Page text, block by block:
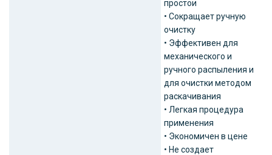
простои
• Сокращает ручную
очистку
• Эффективен для
механического и
ручного распыления и
для очистки методом
раскачивания
• Легкая процедура
применения
• Экономичен в цене
• Не создает